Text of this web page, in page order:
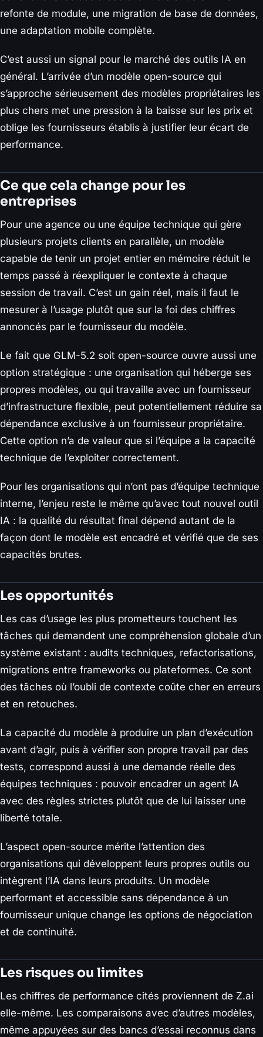
refonte de module, une migration de base de données,
une adaptation mobile complète.
C’est aussi un signal pour le marché des outils IA en
général. L’arrivée d’un modèle open-source qui
s’approche sérieusement des modèles propriétaires les
plus chers met une pression à la baisse sur les prix et
oblige les fournisseurs établis à justifier leur écart de
performance.
Ce que cela change pour les
entreprises
Pour une agence ou une équipe technique qui gère
plusieurs projets clients en parallèle, un modèle
capable de tenir un projet entier en mémoire réduit le
temps passé à réexpliquer le contexte à chaque
session de travail. C’est un gain réel, mais il faut le
mesurer à l’usage plutôt que sur la foi des chiffres
annoncés par le fournisseur du modèle.
Le fait que GLM-5.2 soit open-source ouvre aussi une
option stratégique : une organisation qui héberge ses
propres modèles, ou qui travaille avec un fournisseur
d’infrastructure flexible, peut potentiellement réduire sa
dépendance exclusive à un fournisseur propriétaire.
Cette option n’a de valeur que si l’équipe a la capacité
technique de l’exploiter correctement.
Pour les organisations qui n’ont pas d’équipe technique
interne, l’enjeu reste le même qu’avec tout nouvel outil
IA : la qualité du résultat final dépend autant de la
façon dont le modèle est encadré et vérifié que de ses
capacités brutes.
Les opportunités
Les cas d’usage les plus prometteurs touchent les
tâches qui demandent une compréhension globale d’un
système existant : audits techniques, refactorisations,
migrations entre frameworks ou plateformes. Ce sont
des tâches où l’oubli de contexte coûte cher en erreurs
et en retouches.
La capacité du modèle à produire un plan d’exécution
avant d’agir, puis à vérifier son propre travail par des
tests, correspond aussi à une demande réelle des
équipes techniques : pouvoir encadrer un agent IA
avec des règles strictes plutôt que de lui laisser une
liberté totale.
L’aspect open-source mérite l’attention des
organisations qui développent leurs propres outils ou
intègrent l’IA dans leurs produits. Un modèle
performant et accessible sans dépendance à un
fournisseur unique change les options de négociation
et de continuité.
Les risques ou limites
Les chiffres de performance cités proviennent de Z.ai
elle-même. Les comparaisons avec d’autres modèles,
même appuyées sur des bancs d’essai reconnus dans